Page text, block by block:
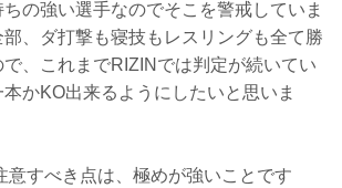
の強い選手なのでそこを警戒していま
、ダ打撃も寝技もレスリングも全て勝
、これまでRIZINでは判定が続いてい
かKO出来るようにしたいと思いま
意すべき点は、極めが強いことです